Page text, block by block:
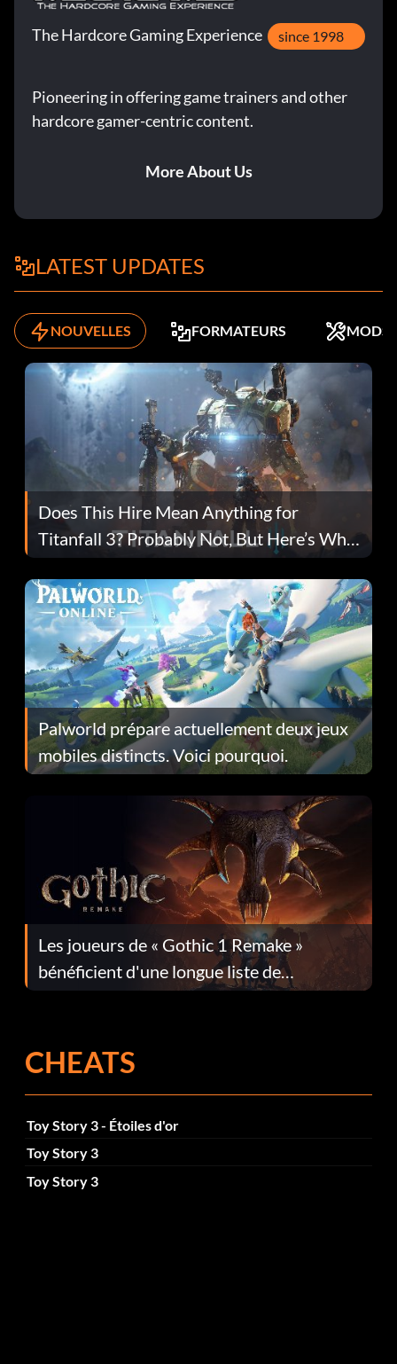
The Hardcore Gaming Experience since 1998
Pioneering in offering game trainers and other
hardcore gamer-centric content.
More About Us
LATEST UPDATES
NOUVELLES FORMATEURS MODS
Does This Hire Mean Anything for
Titanfall 3? Probably Not, But Here’s Why
Fans Are Hopeful
Palworld prépare actuellement deux jeux
mobiles distincts. Voici pourquoi.
Les joueurs de « Gothic 1 Remake »
bénéficient d'une longue liste de
corrections dans la mise à jour 1.0.4
CHEATS
Toy Story 3 - Étoiles d'or
Toy Story 3
Toy Story 3